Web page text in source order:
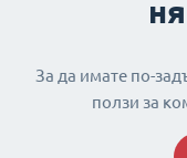
За да имате по-
ползи за